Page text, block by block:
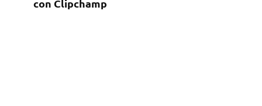
con Clipchamp